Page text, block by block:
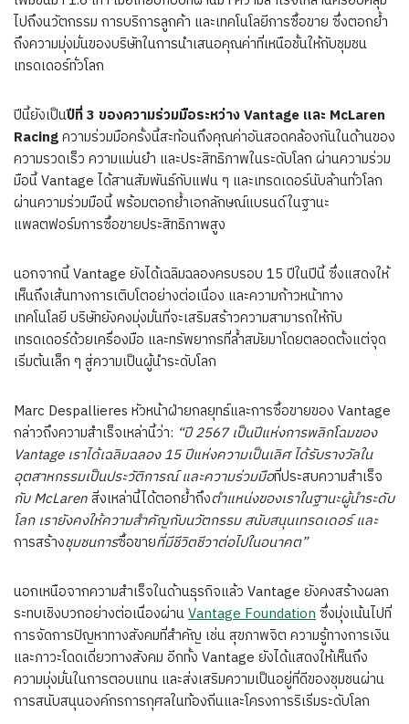
ไปถึงนวัตกรรม การบริการลูกค้า และเทคโนโลยีการซื้อขาย ซึ่งตอกย้ำ
ถึงความมุ่งมั่นของบริษัทในการนำเสนอคุณค่าที่เหนือชั้นให้กับชุมชน
เทรดเดอร์ทั่วโลก
ปีนี้ยังเป็นปีที่3 ของความร่วมมือระหว่าง Vantage และ McLaren
Racingความร่วมมือครั้งนี้สะท้อนถึงคุณค่าอันสอดคล้องกันในด้านของ
ความรวดเร็ว ความแม่นยำ และประสิทธิภาพในระดับโลก ผ่านความร่วม
มือนี้ Vantage ได้สานสัมพันธ์กับแฟน ๆ และเทรดเดอร์นับล้านทั่วโลก
ผ่านความร่วมมือนี้ พร้อมตอกย้ำเอกลักษณ์แบรนด์ในฐานะ
แพลตฟอร์มการซื้อขายประสิทธิภาพสูง
นอกจากนี้ Vantage ยังได้เฉลิมฉลองครบรอบ 15 ปีในปีนี้ ซึ่งแสดงให้
เห็นถึงเส้นทางการเติบโตอย่างต่อเนื่อง และความก้าวหน้าทาง
เทคโนโลยี บริษัทยังคงมุ่งมั่นที่จะเสริมสร้าวความสามารถให้กับ
เทรดเดอร์ด้วยเครื่องมือ และทรัพยากรที่ล้ำสมัยมาโดยตลอดตั้งแต่จุด
เริ่มต้นเล็ก ๆ สู่ความเป็นผู้นำระดับโลก
Marc Despallieres หัวหน้าฝ่ายกลยุทธ์และการซื้อขายของ Vantage
กล่าวถึงความสำเร็จเหล่านี้ว่า: “ปี 2567 เป็นปีแห่งการพลิกโฉมของ
Vantage เราได้เฉลิมฉลอง 15 ปีแห่งความเป็นเลิศ ได้รับรางวัลใน
อุตสาหกรรมเป็นประวัติการณ์ และความร่วมมือที่ประสบความสำเร็จ
กับ McLarenสิ่งเหล่านี้ได้ตอกย้ำถึงตำแหน่งของเราในฐานะผู้นำระดับ
โลกเรายังคงให้ความสำคัญกับนวัตกรรม สนับสนุนเทรดเดอร์ และ
การสร้างชุมชนการซื้อขายที่มีชีวิตชีวาต่อไปในอนาคต”
นอกเหนือจากความสำเร็จในด้านธุรกิจแล้ว Vantage ยังคงสร้างผลก
ระทบเชิงบวกอย่างต่อเนื่องผ่านVantage Foundationซึ่งมุ่งเน้นไปที่
การจัดการปัญหาทางสังคมที่สำคัญ เช่น สุขภาพจิต ความรู้ทางการเงิน
และภาวะโดดเดี่ยวทางสังคม อีกทั้ง Vantage ยังได้แสดงให้เห็นถึง
ความมุ่งมั่นในการตอบแทน และส่งเสริมความเป็นอยู่ที่ดีของชุมชนผ่าน
การสนับสนุนองค์กรการกุศลในท้องถิ่นและโครงการริเริ่มระดับโลก